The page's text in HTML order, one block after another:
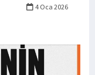
4 Oca 2026